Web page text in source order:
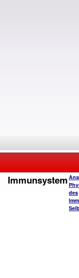
Immunsystem
des